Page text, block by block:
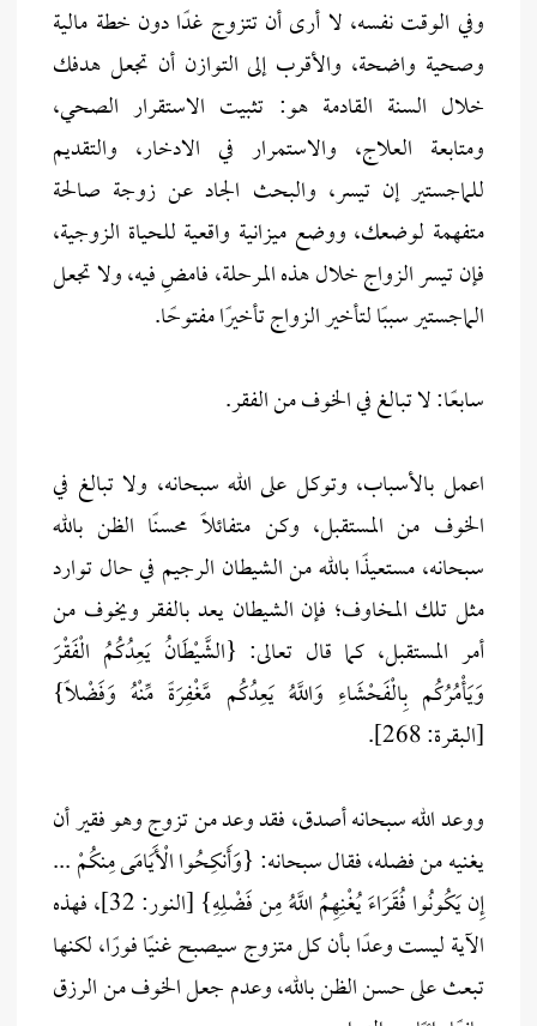
وفي الوقت نفسه، لا أرى أن تتزوج غدًا دون خطة مالية
وصحية واضحة، والأقرب إلى التوازن أن تجعل هدفك
خلال السنة القادمة هو: تثبيت الاستقرار الصحي،
ومتابعة العلاج، والاستمرار في الادخار، والتقديم
للماجستير إن تيسر، والبحث الجاد عن زوجة صالحة
متفهمة لوضعك، ووضع ميزانية واقعية للحياة الزوجية،
فإن تيسر الزواج خلال هذه المرحلة، فامضِ فيه، ولا تجعل
الماجستير سببًا لتأخير الزواج تأخيرًا مفتوحًا.
سابعًا: لا تبالغ في الخوف من الفقر.
اعمل بالأسباب، وتوكل على الله سبحانه، ولا تبالغ في
الخوف من المستقبل، وكن متفائلًا محسنًا الظن بالله
سبحانه، مستعيذًا بالله من الشيطان الرجيم في حال توارد
مثل تلك المخاوف؛ فإن الشيطان يعد بالفقر ويخوف من
أمر المستقبل، كما قال تعالى: {الشَّيْطَانُ يَعِدُكُمُ الْفَقْرَ
وَيَأْمُرُكُم بِالْفَحْشَاءِ وَاللَّهُ يَعِدُكُم مَّغْفِرَةً مِّنْهُ وَفَضْلًا}
[البقرة: 268].
ووعد الله سبحانه أصدق، فقد وعد من تزوج وهو فقير أن
يغنيه من فضله، فقال سبحانه: {وَأَنكِحُوا الْأَيَامَى مِنكُمْ ...
إِن يَكُونُوا فُقَرَاءَ يُغْنِهِمُ اللَّهُ مِن فَضْلِهِ} [النور: 32]، فهذه
الآية ليست وعدًا بأن كل متزوج سيصبح غنيًا فورًا، لكنها
تبعث على حسن الظن بالله، وعدم جعل الخوف من الرزق